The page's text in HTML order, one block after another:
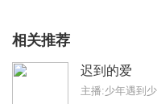
将我们带入了那个寒
清風細雨你如鯊
相关推荐
迟到的爱
主播:少年遇到